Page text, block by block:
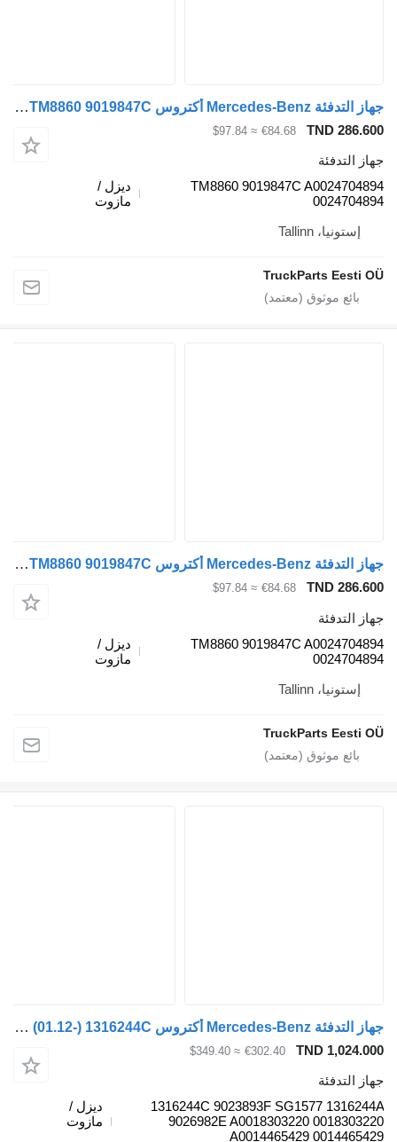
جهاز التدفئة Mercedes-Benz أكتروس mp4 1848 (01.12-) TM8860 9019847C لـ السيارات القاطرة Mercedes-Benz Actros MP4 Antos Arocs (2012-)
€84.68
≈ $97.84
TM8860 9019847C
ديزل /
جهاز التدفئة Mercedes-Benz أكتروس mp4 1840 (01.12-) TM8860 9019847C لـ السيارات القاطرة Mercedes-Benz Actros MP4 Antos Arocs (2012-)
€84.68
≈ $97.84
TM8860 9019847C
ديزل /
جهاز التدفئة Mercedes-Benz أكتروس mp4 1845 (01.12-) 1316244C لـ السيارات القاطرة Mercedes-Benz Actros MP4 Antos Arocs (2012-)
TND
€302.40
≈ $349.40
1316244C 9023893F SG1577
9026982E A0018303220
A0014465429
ديزل /
مازوت